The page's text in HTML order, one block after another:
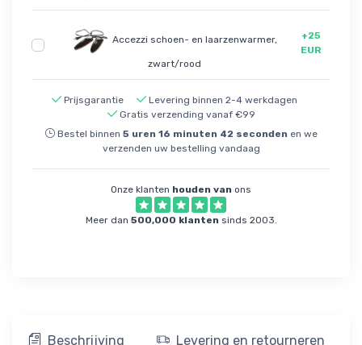
Accezzi schoen- en laarzenwarmer,
zwart/rood
+25
EUR
Prijsgarantie
Levering binnen 2-4 werkdagen
Gratis verzending vanaf €99
Bestel binnen5 uren16 minuten 41secondenen we
verzenden uw bestelling vandaag
Onze klanten houden van ons
Meer dan 500,000 klanten sinds 2003.
Beschrijving Levering en retourneren